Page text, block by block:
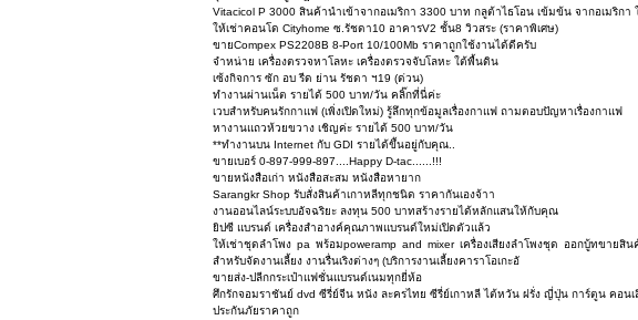
Vitacicol P 3000 สินค้านำเข้าจากอเมริกา 3300 บาท กลูต้าไธโอน เข้มข้น จากอเมริ
ให้เช่าคอนโด Cityhome ซ.รัชดา10 อาคารV2 ชั้น8 วิวสระ (ราคาพิเศษ)
ขายCompex PS2208B 8-Port 10/100Mb ราคาถูกใช้งานได้ดีครับ
จำหน่าย เครื่องตรวจหาโลหะ เครื่องตรวจจับโลหะ ใต้พื้นดิน
เซ้งกิจการ ซัก อบ รีด ย่าน รัชดา ฯ19 (ด่วน)
ทำงานผ่านเน็ต รายได้ 500 บาท/วัน คลิ๊กที่นี่ค่ะ
เวบสำหรับคนรักกาแฟ (เพิ่งเปิดใหม่) รู้ลึกทุกข้อมูลเรื่องกาแฟ ถามตอบปัญหาเรื่องกาแฟ
หางานแถวห้วยขวาง เชิญค่ะ รายได้ 500 บาท/วัน
**ทำงานบน Internet กับ GDI รายได้ขึ้นอยู่กับคุณ..
ขายเบอร์ 0-897-999-897....Happy D-tac......!!!
ขายหนังสือเก่า หนังสือสะสม หนังสือหายาก
Sarangkr Shop รับสั่งสินค้าเกาหลีทุกชนิด ราคากันเองจ้าา
งานออนไลน์ระบบอัจฉริยะ ลงทุน 500 บาทสร้างรายได้หลักแสนให้กับคุณ
ยิปซี แบรนด์ เครื่องสำอางค์คุณภาพแบรนด์ใหม่เปิดตัวแล้ว
ให้เช่าชุดลำโพง pa พร้อมpoweramp and mixer เครื่องเสียงลำโพงชุด ออกบู้ทขายสิ
สำหรับจัดงานเลี้ยง งานรื่นเริงต่างๆ (บริการงานเลี้ยงคาราโอเกะอั
ขายส่ง-ปลีกกระเป๋าแฟชั่นแบรนด์เนมทุกยี่ห้อ
ศึกรักจอมราชันย์ dvd ซีรี่ย์จีน หนัง ละครไทย ซีรี่ย์เกาหลี ไต้หวัน ฝรั่ง ญี่ปุ่น การ์ตูน คอนเ
ประกันภัยราคาถูก